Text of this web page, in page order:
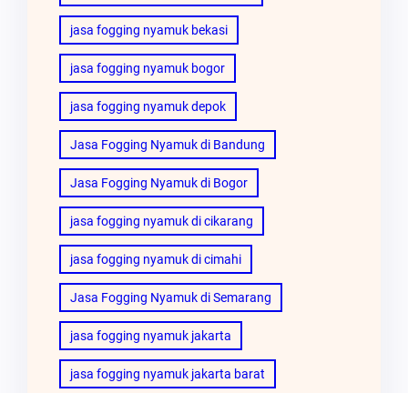
jasa fogging nyamuk bekasi
jasa fogging nyamuk bogor
jasa fogging nyamuk depok
Jasa Fogging Nyamuk di Bandung
Jasa Fogging Nyamuk di Bogor
jasa fogging nyamuk di cikarang
jasa fogging nyamuk di cimahi
Jasa Fogging Nyamuk di Semarang
jasa fogging nyamuk jakarta
jasa fogging nyamuk jakarta barat